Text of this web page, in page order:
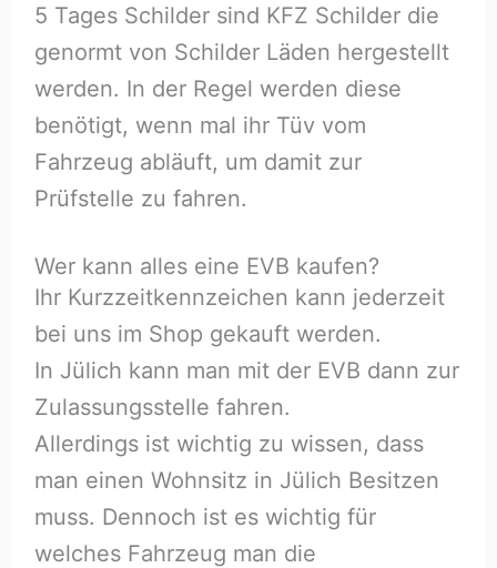
5 Tages Schilder sind KFZ Schilder die
genormt von Schilder Läden hergestellt
werden. In der Regel werden diese
benötigt, wenn mal ihr Tüv vom
Fahrzeug abläuft, um damit zur
Prüfstelle zu fahren.
Wer kann alles eine EVB kaufen?
Ihr Kurzzeitkennzeichen kann jederzeit
bei uns im Shop gekauft werden.
In Jülich kann man mit der EVB dann zur
Zulassungsstelle fahren.
Allerdings ist wichtig zu wissen, dass
man einen Wohnsitz in Jülich Besitzen
muss. Dennoch ist es wichtig für
welches Fahrzeug man die